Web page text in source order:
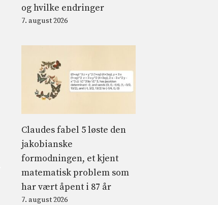
og hvilke endringer
7. august 2026
Claudes fabel 5 løste den
jakobianske
formodningen, et kjent
matematisk problem som
har vært åpent i 87 år
7. august 2026